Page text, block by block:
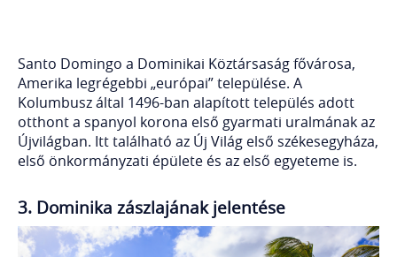
Santo Domingo a Dominikai Köztársaság fővárosa,
Amerika legrégebbi „európai” települése. A
Kolumbusz által 1496-ban alapított település adott
otthont a spanyol korona első gyarmati uralmának az
Újvilágban. Itt található az Új Világ első székesegyháza,
első önkormányzati épülete és az első egyeteme is.
3. Dominika zászlajának jelentése